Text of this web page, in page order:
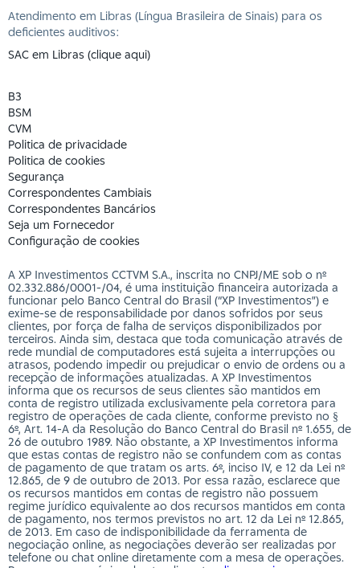
Atendimento em Libras (Língua Brasileira de Sinais) para os
deficientes auditivos:
SAC em Libras (clique aqui)
B3
BSM
CVM
Politica de privacidade
Politica de cookies
Segurança
Correspondentes Cambiais
Correspondentes Bancários
Seja um Fornecedor
Configuração de cookies
A XP Investimentos CCTVM S.A., inscrita no CNPJ/ME sob o nº
02.332.886/0001-/­04, é uma instituição financeira autorizada a
funcionar pelo Banco Central do Brasil (“XP Investimentos”) e
exime-se de responsabilidade por danos sofridos por seus
clientes, por força de falha de serviços disponibilizados por
terceiros. Ainda sim, destaca que toda comunicação através de
rede mundial de computadores está sujeita a interrupções ou
atrasos, podendo impedir ou prejudicar o envio de ordens ou a
recepção de informações atualizadas. A XP Investimentos
informa que os recursos de seus clientes são mantidos em
conta de registro utilizada exclusivamente pela corretora para
registro de operações de cada cliente, conforme previsto no §
6º, Art. 14-A da Resolução do Banco Central do Brasil nº 1.655, de
26 de outubro 1989. Não obstante, a XP Investimentos informa
que estas contas de registro não se confundem com as contas
de pagamento de que tratam os arts. 6º, inciso IV, e 12 da Lei nº
12.865, de 9 de outubro de 2013. Por essa razão, esclarece que
os recursos mantidos em contas de registro não possuem
regime jurídico equivalente ao dos recursos mantidos em conta
de pagamento, nos termos previstos no art. 12 da Lei nº 12.865,
de 2013. Em caso de indisponibilidade da ferramenta de
negociação online, as negociações deverão ser realizadas por
telefone ou chat online diretamente com a mesa de operações.